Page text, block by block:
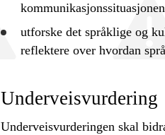
kommunikasjonssituasjonen
utforskedet språklige og
reflektereover hvordan
Underveisvurdering
Underveisvurderingen skal